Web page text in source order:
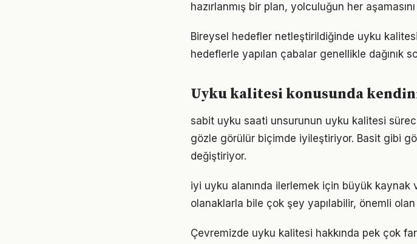
hazırlanmış bir plan, yolculuğun her
Bireysel hedefler netleştirildiğinde uyku
hedeflerle yapılan çabalar genellikle dağınık
Uyku kalitesi konusunda
sabit uyku saati unsurunun uyku kalitesi
gözle görülür biçimde iyileştiriyor. Basit gibi
değiştiriyor.
iyi uyku alanında ilerlemek için büyük kaynak
olanaklarla bile çok şey yapılabilir, önemli olan
Çevremizde uyku kalitesi hakkında pek çok